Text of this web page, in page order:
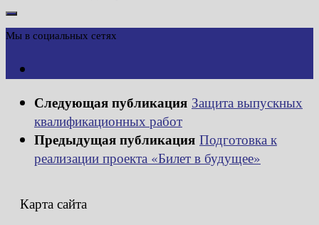
Мы в социальных сетях
Следующая публикация Защита выпускных
квалификационных работ
Предыдущая публикация Подготовка к
реализации проекта «Билет в будущее»
Карта сайта